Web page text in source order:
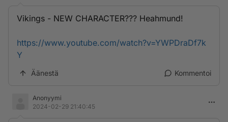
Vikings - NEW CHARACTER??? Heahmund!
https://www.youtube.com/watch?v=YWPDraDf7k
Y
Äänestä Kommentoi
Anonyymi
2024-02-29 21:40:45